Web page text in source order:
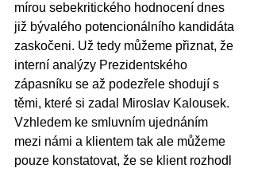
mírou sebekritického hodnocení dnes
již bývalého potencionálního kandidáta
zaskočeni. Už tedy můžeme přiznat, že
interní analýzy Prezidentského
zápasníku se až podezřele shodují s
těmi, které si zadal Miroslav Kalousek.
Vzhledem ke smluvním ujednáním
mezi námi a klientem tak ale můžeme
pouze konstatovat, že se klient rozhodl